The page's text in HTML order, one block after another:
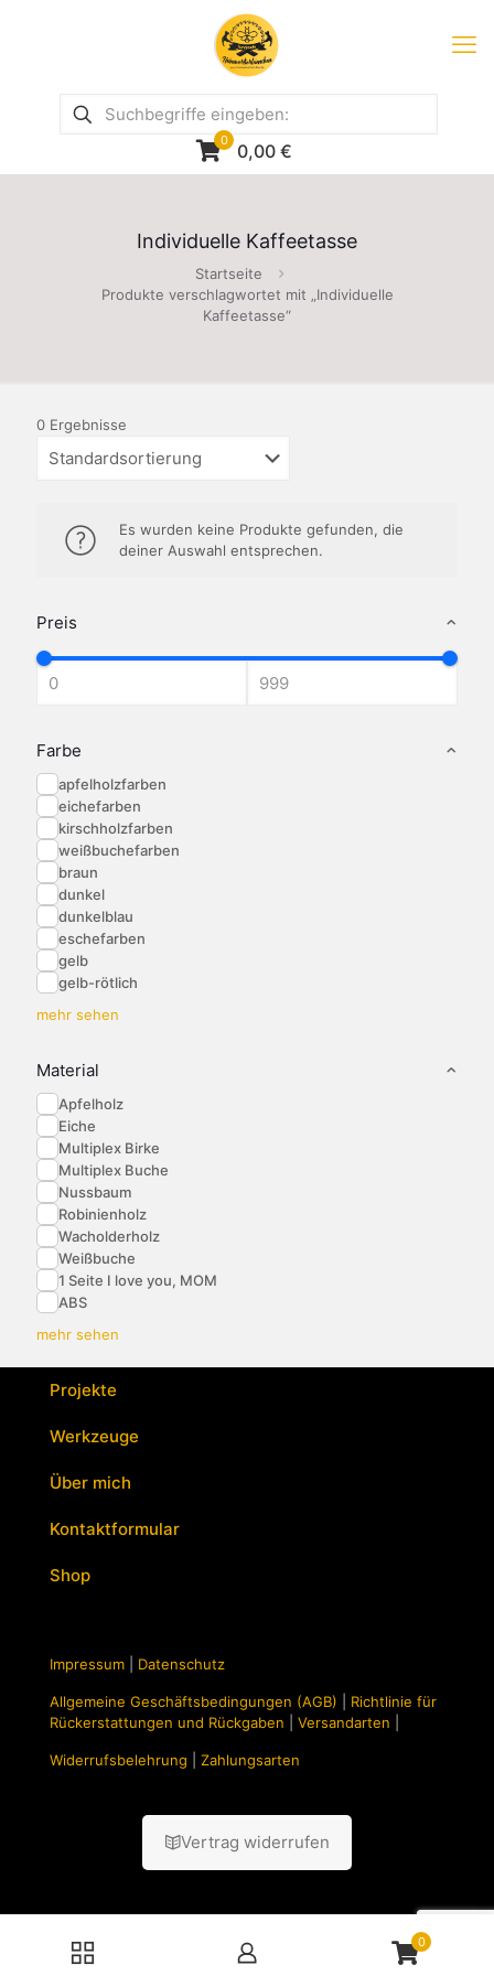
0 0,00 €
Individuelle Kaffeetasse
Startseite
Produkte verschlagwortet mit „Individuelle
Kaffeetasse“
Preis
Farbe
apfelholzfarben
eichefarben
kirschholzfarben
weißbuchefarben
braun
dunkel
dunkelblau
eschefarben
gelb
gelb-rötlich
mehr sehen
Material
Apfelholz
Eiche
Multiplex Birke
Multiplex Buche
Nussbaum
Robinienholz
Wacholderholz
Weißbuche
1 Seite I love you, MOM
ABS
mehr sehen
0 Ergebnisse
Es wurden keine Produkte gefunden, die
deiner Auswahl entsprechen.
Projekte
Werkzeuge
Über mich
Kontaktformular
Shop
Impressum Datenschutz
Allgemeine Geschäftsbedingungen (AGB)
Richtlinie für
Rückerstattungen und Rückgaben
Versandarten
Widerrufsbelehrung Zahlungsarten
Vertrag widerrufen
0